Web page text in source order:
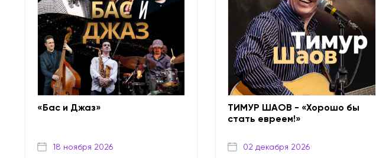
«Бас и Джаз»
18 ноября 2026
ТИМУР ШАОВ - «Хорошо бы
стать евреем!»
02 декабря 2026